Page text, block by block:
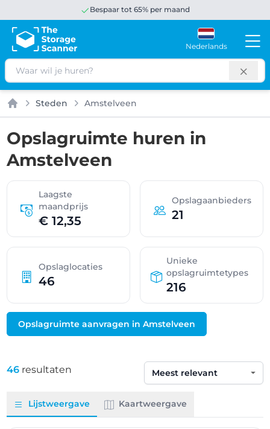
Bespaar tot 65% per maand
Nederlands
Zoeken
Home
Steden Amstelveen
Opslagruimte huren in
Amstelveen
Laagste
maandprijs
€ 12,35
Opslagaanbieders
21
Opslaglocaties
46
Unieke
opslagruimtetypes
216
Opslagruimte aanvragen in Amstelveen
46 resultaten
Sorteren op
Lijstweergave Kaartweergave